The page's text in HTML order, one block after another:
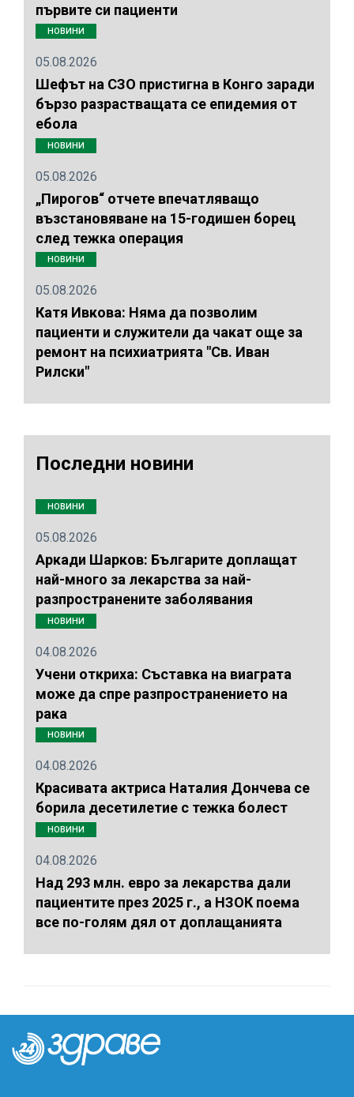
първите си пациенти
НОВИНИ
05.08.2026
Шефът на СЗО пристигна в Конго заради
бързо разрастващата се епидемия от
ебола
НОВИНИ
05.08.2026
„Пирогов“ отчете впечатляващо
възстановяване на 15-годишен борец
след тежка операция
НОВИНИ
05.08.2026
Катя Ивкова: Няма да позволим
пациенти и служители да чакат още за
ремонт на психиатрията "Св. Иван
Рилски"
Последни новини
НОВИНИ
05.08.2026
Аркади Шарков: Българите доплащат
най-много за лекарства за най-
разпространените заболявания
НОВИНИ
04.08.2026
Учени откриха: Съставка на виаграта
може да спре разпространението на
рака
НОВИНИ
04.08.2026
Красивата актриса Наталия Дончева се
борила десетилетие с тежка болест
НОВИНИ
04.08.2026
Над 293 млн. евро за лекарства дали
пациентите през 2025 г., а НЗОК поема
все по-голям дял от доплащанията